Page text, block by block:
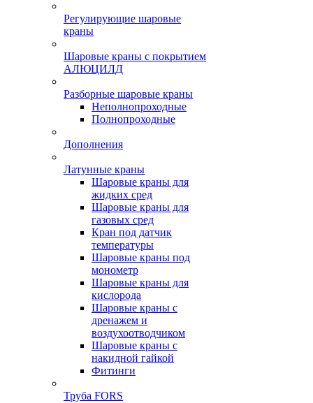
Регулирующие шаровые
краны
Шаровые краны с покрытием
АЛЮЦИЛД
Разборные шаровые краны
Неполнопроходные
Полнопроходные
Дополнения
Латунные краны
Шаровые краны для
жидких сред
Шаровые краны для
газовых сред
Кран под датчик
температуры
Шаровые краны под
монометр
Шаровые краны для
кислорода
Шаровые краны с
дренажем и
воздухоотводчиком
Шаровые краны с
накидной гайкой
Фитинги
Труба FORS